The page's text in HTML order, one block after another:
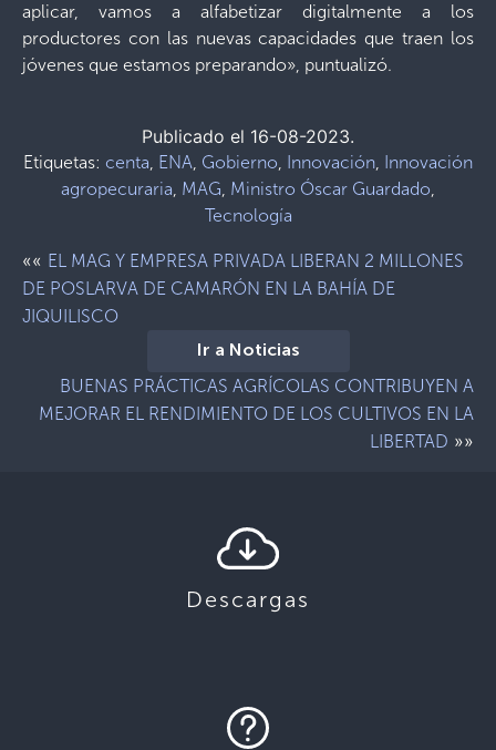
aplicar, vamos a alfabetizar digitalmente a los
productores con las nuevas capacidades que traen los
jóvenes que estamos preparando», puntualizó.
Publicado el 16-08-2023.
Etiquetas: centa, ENA, Gobierno, Innovación, Innovación
agropecuraria, MAG, Ministro Óscar Guardado,
Tecnología
«« EL MAG Y EMPRESA PRIVADA LIBERAN 2 MILLONES
DE POSLARVA DE CAMARÓN EN LA BAHÍA DE
JIQUILISCO
Ir a Noticias
BUENAS PRÁCTICAS AGRÍCOLAS CONTRIBUYEN A
MEJORAR EL RENDIMIENTO DE LOS CULTIVOS EN LA
LIBERTAD »»
Descargas